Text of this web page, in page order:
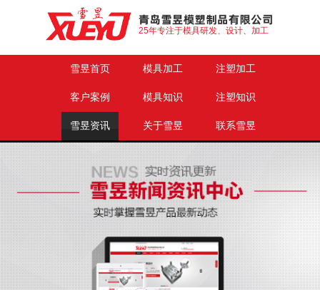
25年专注于模具研发、设计、加工
雪昱首页 模具加工 注塑加工
客户案例 模具知识 注塑知识
雪昱资讯 关于雪昱 联系雪昱